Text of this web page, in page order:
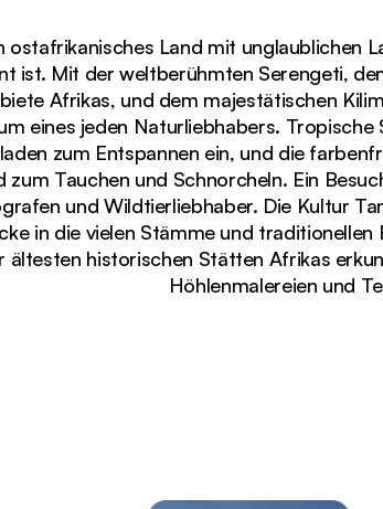
ostafrikanisches Land mit unglaublichen
ist. Mit der weltberühmten Serengeti,
Afrikas, und dem majestätischen
eines jeden Naturliebhabers.
zum Entspannen ein, und die
zum Tauchen und Schnorcheln. Ein
und Wildtierliebhaber. Die Kultur
in die vielen Stämme und
ältesten historischen Stätten Afrikas
Höhlenmalereien und